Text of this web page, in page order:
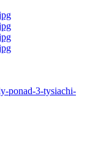
ponad-3-tysiachi-